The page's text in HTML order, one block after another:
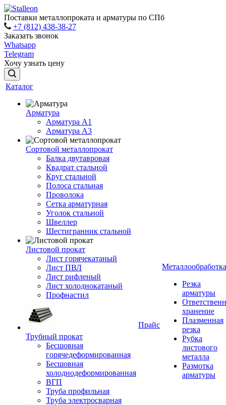
Поставки металлопроката и арматуры по СПб
+7 (812) 438-38-27
Заказать звонок
Whatsapp
Telegram
Хочу узнать цену
Каталог
Арматура
Арматура A1
Арматура А3
Сортовой металлопрокат
Балка двутавровая
Квадрат стальной
Круг стальной
Полоса стальная
Проволока
Сетка арматурная
Уголок стальной
Швеллер
Шестигранник стальной
Листовой прокат
Лист горячекатаный
Лист ПВЛ
Лист рифленый
Лист холоднокатаный
Профнастил
Трубный прокат
Бесшовная
горячедеформированная
Бесшовная
холоднодеформированная
ВГП
Труба профильная
Труба электросварная
Прайс
Металлообработка
Резка
арматуры
хранение
Плазменная
резка
Рубка
листового
металла
Размотка
арматуры